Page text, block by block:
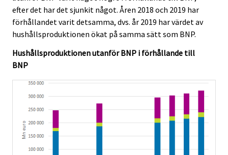
efter det har det sjunkit något. Åren 2018 och 2019 har
förhållandet varit detsamma, dvs. år 2019 har värdet av
hushållsproduktionen ökat på samma sätt som BNP.
Hushållsproduktionen utanför BNP i förhållande till
BNP